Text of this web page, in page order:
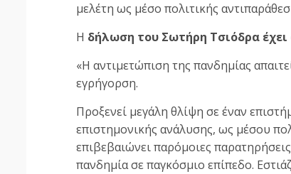
μελέτη ως μέσο πολιτικής
Η δήλωση του Σωτήρη Τσιόδρα έχει
«Η αντιμετώπιση της πανδημίας
εγρήγορση.
Προξενεί μεγάλη θλίψη σε έναν
επιστημονικής ανάλυσης, ως μέσου
επιβεβαιώνει παρόμοιες
πανδημία σε παγκόσμιο επίπεδο.